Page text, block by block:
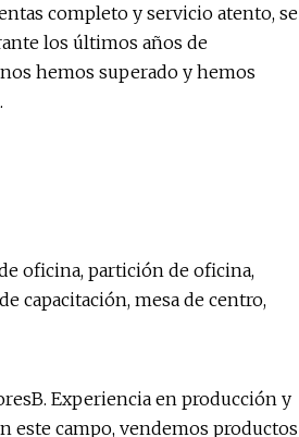
completo y servicio atento, se
los últimos años de
hemos superado y hemos
oficina, partición de oficina,
capacitación, mesa de centro,
Experiencia en producción y
este campo, vendemos productos